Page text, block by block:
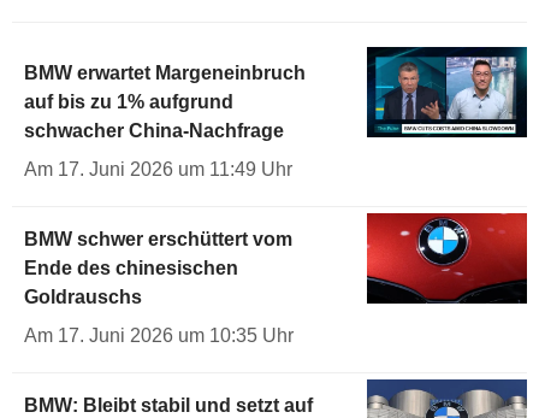
BMW erwartet Margeneinbruch
auf bis zu 1% aufgrund
schwacher China-Nachfrage
Am 17. Juni 2026 um 11:49 Uhr
BMW schwer erschüttert vom
Ende des chinesischen
Goldrauschs
Am 17. Juni 2026 um 10:35 Uhr
BMW: Bleibt stabil und setzt auf